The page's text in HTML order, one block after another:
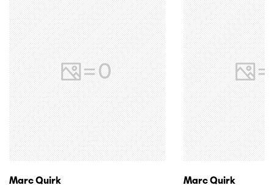
Marc Quirk
Marc Quirk